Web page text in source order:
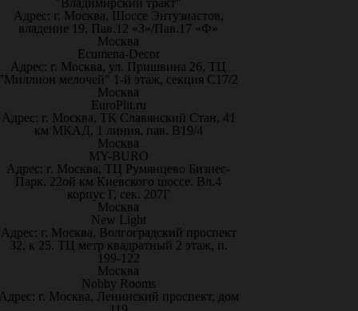
"Владимирский тракт"
Адрес: г. Москва, Шоссе Энтузиастов,
владение 19, Пав.12 «З»/Пав.17 «Ф»
Москва
Ecumena-Decor
Адрес: г. Москва, ул. Пришвина 26, ТЦ
мелочей" 1-й этаж, секция С17/2
Москва
EuroPlit.ru
Адрес: г. Москва, ТК Славянский Стан, 41
км МКАД, 1 линия, пав. В19/4
Москва
MY-BURO
Адрес: г. Москва, ТЦ Румянцево Бизнес-
Парк. 22ой км Киевского шоссе. Вл.4
корпус Г, сек. 207Г
Москва
New Light
Адрес: г. Москва, Волгоградский проспект
32, к 25. ТЦ метр квадратный 2 этаж, п.
199-122
Москва
Nobby Rooms
г. Москва, Ленинский проспект, дом